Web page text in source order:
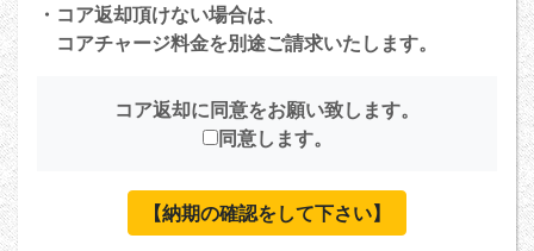
・コア返却頂けない場合は、
コアチャージ料金を別途ご請求いたします。
コア返却に同意をお願い致します。
同意します。
【納期の確認をして下さい】